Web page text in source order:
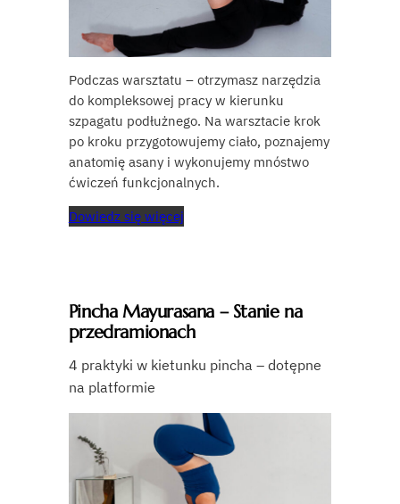
Podczas warsztatu – otrzymasz narzędzia
do kompleksowej pracy w kierunku
szpagatu podłużnego. Na warsztacie krok
po kroku przygotowujemy ciało, poznajemy
anatomię asany i wykonujemy mnóstwo
ćwiczeń funkcjonalnych.
Dowiedz się więcej
Pincha Mayurasana – Stanie na
przedramionach
4 praktyki w kietunku pincha – dotępne
na platformie